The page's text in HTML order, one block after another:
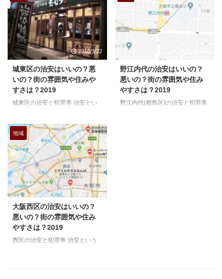
ナスイメージをつけると、おすす
め物件があった場合に話をフリに
くいとか、もっと繊細な所では出
身地だったらどうしよう。なんて
ことを考えてしまう事もありま
す。 ですが、今回の検証はそう
いった私情をはさまずにあくまで
数字の統計としての治安というも
のを考えてみました。 大阪24区
の治安ランキング と、いう訳で
こちらの記事で24区のランキン
単にいうと24区の人口と犯罪件
...
から抜粋した数字を参考に治安の
良し悪しをランキング化してみま
した。 これが全てという訳では
ないですが、指標に目安として参
考にして貰えればと思います。
客さんに「ここの治安はどうです
か？」と聞かれる事は多いのです
が、明確な回答はしにくいからな
んですね。 大阪府警察のホーム
ページに掲載してある「平成29
2018/3/22
城東区の治安はいいの？悪
いの？街の雰囲気や住みや
すさは？2019
城東区の治安と犯罪率 治安とい
説明になりがちなんですよね、な
んでか、というとあんまりマイナ
スイメージをつけると、おすすめ
物件があった場合に話をフリにく
いとか、もっと繊細な所では出身
地だったらどうしよう。なんてこ
とを考えてしまう事もあります。
ですが、今回の検証はそういった
私情をはさまずにあくまで数字の
統計としての治安というものを考
えてみました。 大阪24区の治安
ランキング と、いう訳でこちら
の記事で24区のランキングとい
野江内代の治安はいいの？
悪いの？街の雰囲気や住み
やすさは？2019
野江内代(都島区)の治安と犯罪率
地域
2018/4/16
大阪西区の治安はいいの？
悪いの？街の雰囲気や住み
やすさは？2019
西区の治安と犯罪率 治安という